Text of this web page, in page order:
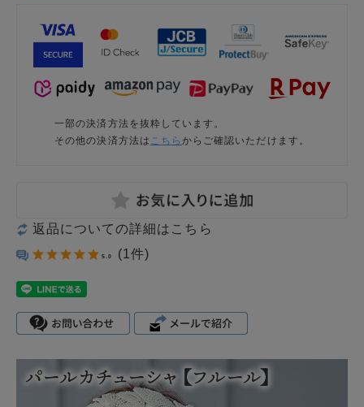
一部の決済方法を抜粋しています。
その他の決済方法は こちら からご確認いただけます。
返品についての詳細はこちら
5.0 (1件)